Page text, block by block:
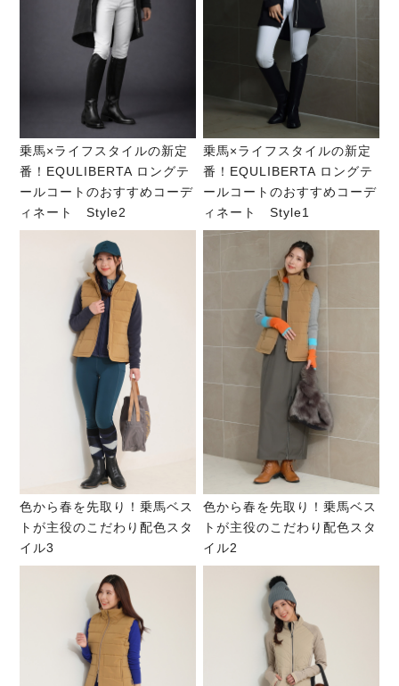
乗馬×ライフスタイルの新定
番！EQULIBERTA ロングテ
ールコートのおすすめコーデ
ィネート Style2
乗馬×ライフスタイルの新定
番！EQULIBERTA ロングテ
ールコートのおすすめコーデ
ィネート Style1
色から春を先取り！乗馬ベス
トが主役のこだわり配色スタ
イル3
色から春を先取り！乗馬ベス
トが主役のこだわり配色スタ
イル2